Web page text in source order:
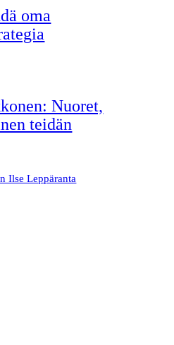
oma
Nuoret,
teidän